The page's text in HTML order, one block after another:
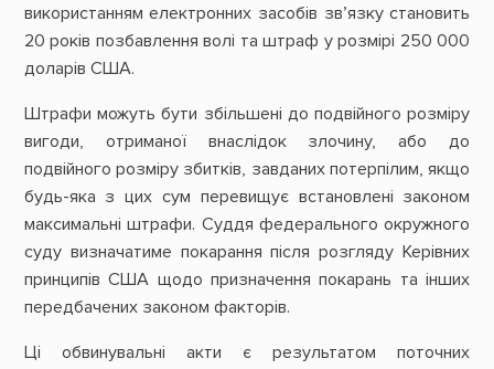
використанням електронних засобів зв’язку становить
20 років позбавлення волі та штраф у розмірі 250 000
доларів США.
Штрафи можуть бути збільшені до подвійного розміру
вигоди, отриманої внаслідок злочину, або до
подвійного розміру збитків, завданих потерпілим, якщо
будь-яка з цих сум перевищує встановлені законом
максимальні штрафи. Суддя федерального окружного
суду визначатиме покарання після розгляду Керівних
принципів США щодо призначення покарань та інших
передбачених законом факторів.
Ці обвинувальні акти є результатом поточних